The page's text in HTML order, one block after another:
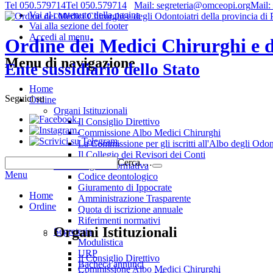
Vai al contenuto della pagina
Vai alla sezione del footer
Accedi al menu
Tel 050.579714Tel 050.579714 Mail: segreteria@omceopi.orgMail:
Ordine dei Medici Chirurghi e
Ente sussidiario dello Stato
Seguici su
.
.
.
Cerca …
Menu
Home
Ordine
Organi Istituzionali
Il Consiglio Direttivo
Commissione Albo Medici Chirurghi
Menu di navigazione
Home
Ordine
Organi Istituzionali
Il Consiglio Direttivo
Commissione Albo Medici Chirurghi
La Commissione per gli iscritti all'Albo degli
Il Collegio dei Revisori dei Conti
Deontologia e normativa
Codice deontologico
Giuramento di Ippocrate
Amministrazione Trasparente
Quota di iscrizione annuale
Riferimenti normativi
Segreteria
Modulistica
URP
Bacheca annunci